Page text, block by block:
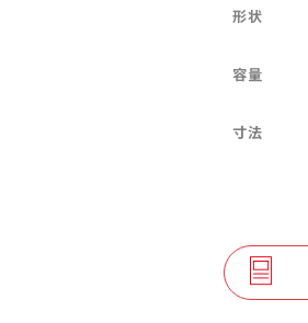
形状
容量
寸法